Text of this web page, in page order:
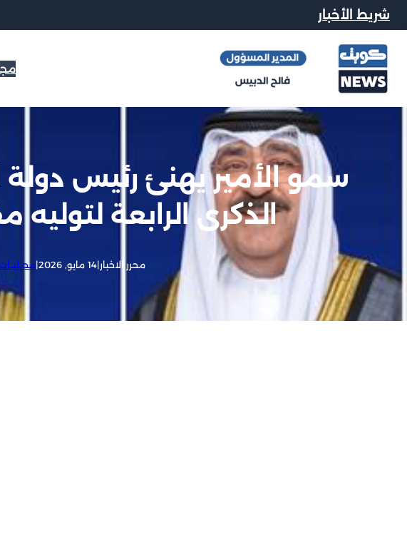
شريط الأخبار
سمو الأمير يهنئ رئيس دولة
الذكرى الرابعة لتوليه
محرر الاخبار|14 مايو, 2026 |